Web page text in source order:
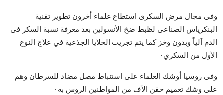
وفى مجال مرض السكرى استطاع علماء أخرون تطوير تقنية
البنكرياس الصناعى لظبط ضخ الأنسولين بعد معرفة نسبة السكر فى
الدم آلياً وبدون وخز كما يتم تجريب الخلايا الجذعية في علاج النوع
الأول من السكري٠
وفى روسيا أوشك العلماء على استنباط مصل مضاد للسرطان وهم
على وشك تعميم حقن الآف من المواطنين الروس به٠